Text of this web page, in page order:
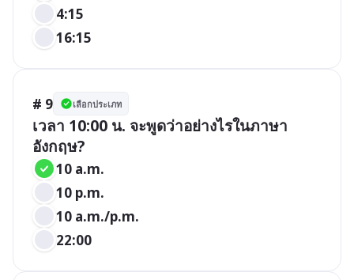
4:15
16:15
# 9 เลือกประเภท
เวลา 10:00 น. จะพูดว่าอย่างไรในภาษา
อังกฤษ?
10 a.m.
10 p.m.
10 a.m./p.m.
22:00